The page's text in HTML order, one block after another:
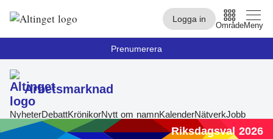
Logga in
Område
Arbetsmarknad
Bo och Bygg
Meny
Prenumerera
Arbetsmarknad
NyheterDebattKrönikorNytt om namnKalenderNätverkJobb
Riksdagsval 2026